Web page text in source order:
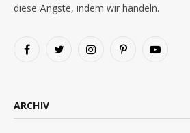
diese Ängste, indem wir handeln.
FacebookTwitter InstagramPinterestYouTube
ARCHIV